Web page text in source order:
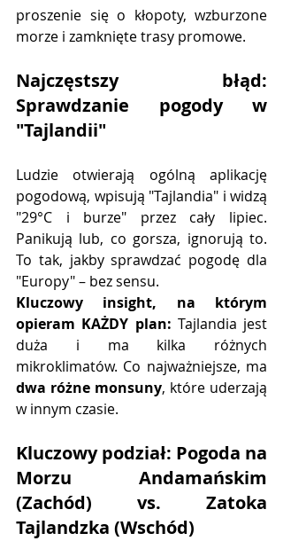
proszenie się o kłopoty, wzburzone
morze i zamknięte trasy promowe.
Najczęstszy błąd:
Sprawdzanie pogody w
"Tajlandii"
Ludzie otwierają ogólną aplikację
pogodową, wpisują "Tajlandia" i widzą
"29°C i burze" przez cały lipiec.
Panikują lub, co gorsza, ignorują to.
To tak, jakby sprawdzać pogodę dla
"Europy" – bez sensu.
Kluczowy insight, na którym
opieram KAŻDY plan: Tajlandia jest
duża i ma kilka różnych
dwa różne monsuny, które uderzają
w innym czasie.
Kluczowy podział: Pogoda na
Morzu Andamańskim
(Zachód) vs. Zatoka
Tajlandzka (Wschód)